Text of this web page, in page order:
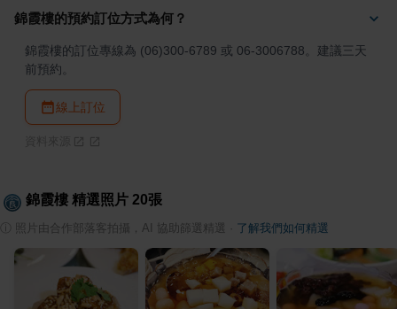
錦霞樓的預約訂位方式為何？
錦霞樓的訂位專線為 (06)300-6789 或 06-3006788。建議三天
前預約。
線上訂位
錦霞樓 精選照片 20張
照片由合作部落客拍攝，AI 協助篩選精選 了解我們如何精選